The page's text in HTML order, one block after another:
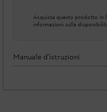
Acquista questo prodotto in
informazioni sulla
Manuale d'istruzioni